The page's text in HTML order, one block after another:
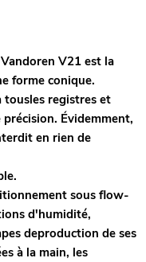
V21 est la
forme conique.
tousles registres et
Évidemment,
en rien de
sous flow-
d'humidité,
deproduction de ses
à la main, les